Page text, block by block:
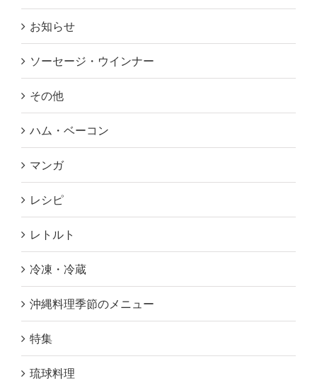
お知らせ
ソーセージ・ウインナー
その他
ハム・ベーコン
マンガ
レシピ
レトルト
冷凍・冷蔵
沖縄料理季節のメニュー
特集
琉球料理